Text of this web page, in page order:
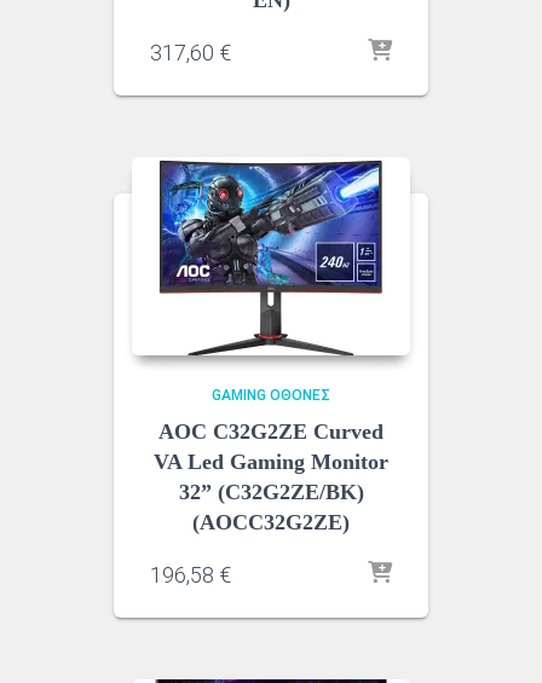
317,60 €
GAMING ΟΘΌΝΕΣ
AOC C32G2ZE Curved
VA Led Gaming Monitor
32” (C32G2ZE/BK)
(AOCC32G2ZE)
196,58 €